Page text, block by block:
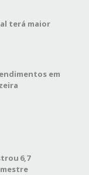
terá maior
em
6,7